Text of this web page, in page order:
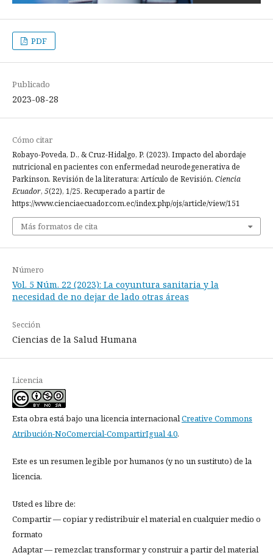
PDF
Publicado
2023-08-28
Cómo citar
Robayo-Poveda, D., & Cruz-Hidalgo, P. (2023). Impacto del abordaje
nutricional en pacientes con enfermedad neurodegenerativa de
Parkinson. Revisión de la literatura: Artículo de Revisión. Ciencia
Ecuador, 5(22), 1/25. Recuperado a partir de
https://www.cienciaecuador.com.ec/index.php/ojs/article/view/151
Más formatos de cita
Número
Vol. 5 Núm. 22 (2023): La coyuntura sanitaria y la
necesidad de no dejar de lado otras áreas
Sección
Ciencias de la Salud Humana
Licencia
Esta obra está bajo una licencia internacionalCreative Commons
Atribución-NoComercial-CompartirIgual 4.0.
Este es un resumen legible por humanos (y no un sustituto) de la
licencia.
Usted es libre de:
Compartir — copiar y redistribuir el material en cualquier medio o
formato
Adaptar — remezclar, transformar y construir a partir del material